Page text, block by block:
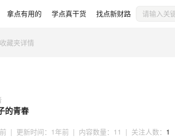
拿点有用的 学点真干货 找点新财路
收藏夹详情
的青春
| 更新时间： 1年前 | 内容数量： 11 | 关注人数： 1